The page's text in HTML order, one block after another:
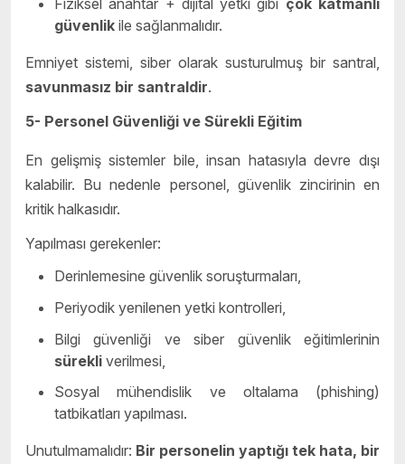
Fiziksel anahtar + dijital yetki gibi çok katmanlı
güvenlik ile sağlanmalıdır.
Emniyet sistemi, siber olarak susturulmuş bir santral,
savunmasız bir santraldir.
5- Personel Güvenliği ve Sürekli Eğitim
En gelişmiş sistemler bile, insan hatasıyla devre dışı
kalabilir. Bu nedenle personel, güvenlik zincirinin en
kritik halkasıdır.
Yapılması gerekenler:
Derinlemesine güvenlik soruşturmaları,
Periyodik yenilenen yetki kontrolleri,
Bilgi güvenliği ve siber güvenlik eğitimlerinin
sürekli verilmesi,
Sosyal mühendislik ve oltalama (phishing)
tatbikatları yapılması.
Unutulmamalıdır: Bir personelin yaptığı tek hata, bir